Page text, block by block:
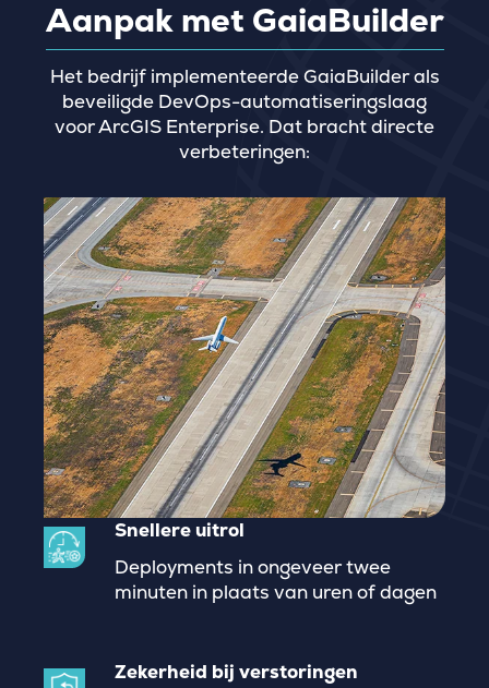
Aanpak met GaiaBuilder
Het bedrijf implementeerde GaiaBuilder als
beveiligde DevOps-automatiseringslaag
voor ArcGIS Enterprise. Dat bracht directe
verbeteringen:
Snellere uitrol
Deployments in ongeveer twee
minuten in plaats van uren of dagen
Zekerheid bij verstoringen